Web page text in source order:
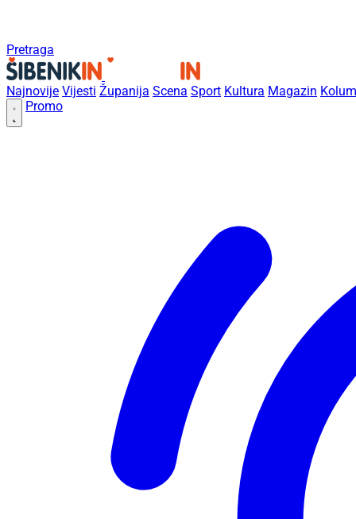
Pretraga
Najnovije Vijesti Županija Scena Sport Kultura Magazin
Promo